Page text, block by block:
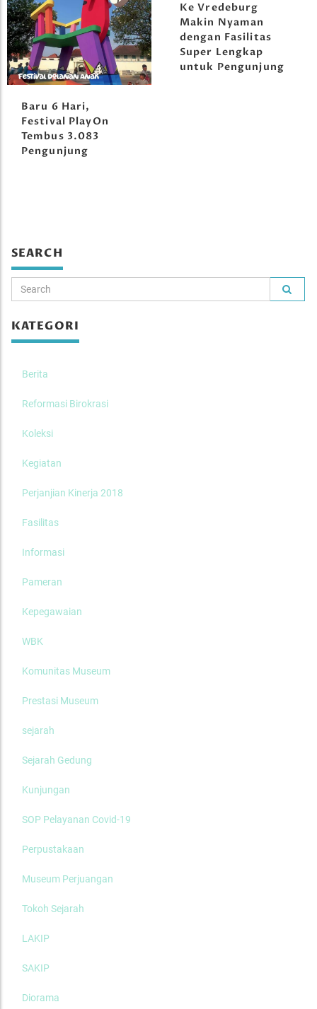
Baru 6 Hari,
Festival PlayOn
Tembus 3.083
Pengunjung
Ke Vredeburg
Makin Nyaman
dengan Fasilitas
Super Lengkap
untuk Pengunjung
SEARCH
KATEGORI
Berita
Reformasi Birokrasi
Koleksi
Kegiatan
Perjanjian Kinerja 2018
Fasilitas
Informasi
Pameran
Kepegawaian
WBK
Komunitas Museum
Prestasi Museum
sejarah
Sejarah Gedung
Kunjungan
SOP Pelayanan Covid-19
Perpustakaan
Museum Perjuangan
Tokoh Sejarah
LAKIP
SAKIP
Diorama